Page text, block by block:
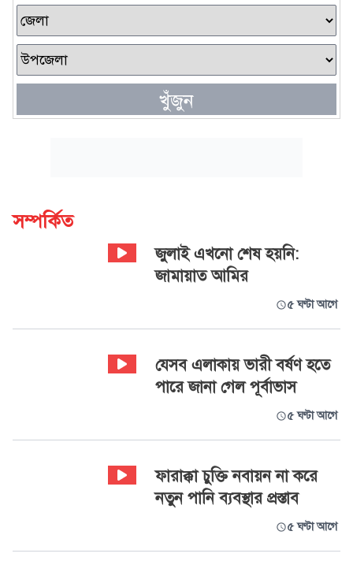
খুঁজুন
সম্পর্কিত
জুলাই এখনো শেষ হয়নি:
জামায়াত আমির
৫ ঘণ্টা আগে
যেসব এলাকায় ভারী বর্ষণ হতে
পারে জানা গেল পূর্বাভাস
৫ ঘণ্টা আগে
ফারাক্কা চুক্তি নবায়ন না করে
নতুন পানি ব্যবস্থার প্রস্তাব
৫ ঘণ্টা আগে